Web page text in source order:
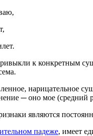
к конкретным
нарицательное
─ оно мое
являются
падеже, имеет